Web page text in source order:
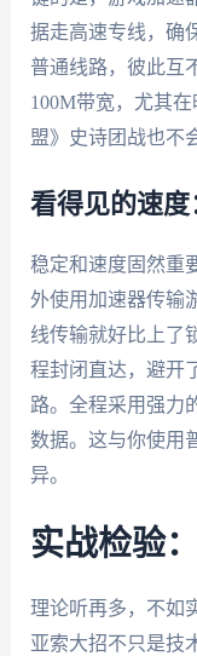
据走高速专线，确
普通线路，彼此互
100M带宽，尤其
盟》史诗团战也不
看得见的速
稳定和速度固然重
外使用加速器传输
线传输就好比上了
程封闭直达，避开
路。全程采用强力
数据。这与你使用
异。
实战检验
理论听再多，不如
亚索大招不只是技